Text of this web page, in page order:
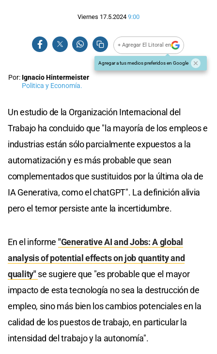
Viernes 17.5.2024 9:00
+ Agregar El Litoral en
Agregar a tus medios preferidos en Google
Por: Ignacio Hintermeister
Politica y Economía.
Un estudio de la Organización Internacional del
Trabajo ha concluido que "la mayoría de los empleos e
industrias están sólo parcialmente expuestos a la
automatización y es más probable que sean
complementados que sustituidos por la última ola de
IA Generativa, como el chatGPT". La definición alivia
pero el temor persiste ante la incertidumbre.
En el informe "Generative AI and Jobs: A global
analysis of potential effects on job quantity and
quality"se sugiere que "es probable que el mayor
impacto de esta tecnología no sea la destrucción de
empleo, sino más bien los cambios potenciales en la
calidad de los puestos de trabajo, en particular la
intensidad del trabajo y la autonomía".